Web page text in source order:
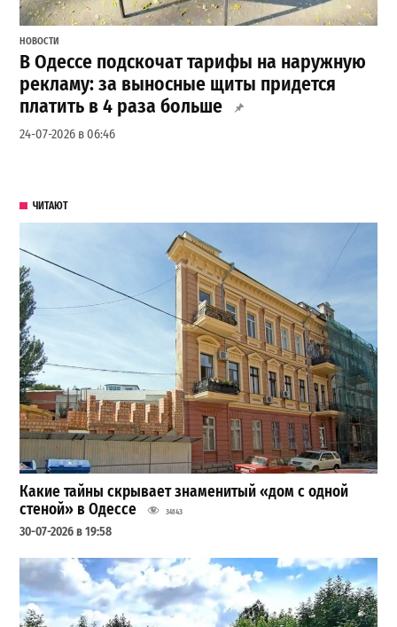
НОВОСТИ
В Одессе подскочат тарифы на наружную
рекламу: за выносные щиты придется
платить в 4 раза больше
24-07-2026 в 06:46
ЧИТАЮТ
Какие тайны скрывает знаменитый «дом с одной
стеной» в Одессе
34143
30-07-2026 в 19:58